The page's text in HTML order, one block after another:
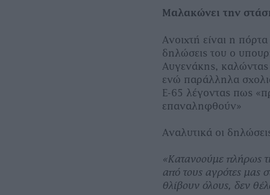
Μαλακώνει την
Ανοιχτή είναι η
δηλώσεις του ο
Αυγενάκης,
ενώ παράλληλα
Ε-65 λέγοντας πως
επαναληφθούν»
Αναλυτικά οι
«Κατανοούμε πλήρως
από τους αγρότες μας
θλίβουν όλους, δεν